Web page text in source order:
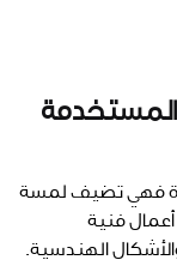
المستخدمة
فهي تضيف لمسة
فنية
الهندسية.